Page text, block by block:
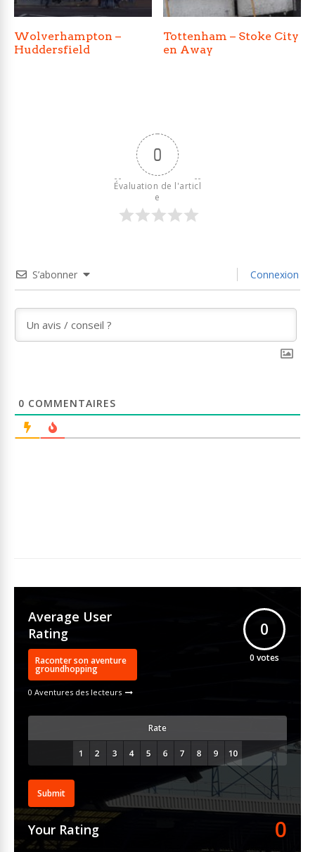
Wolverhampton –
Huddersfield
Tottenham – Stoke City
en Away
0
Évaluation de l'articl
e
S’abonner Connexion
0 COMMENTAIRES
Average User
Rating
Raconter son aventure
groundhopping
0 Aventures des lecteurs
0
0 votes
Rate
Submit
Your Rating 0